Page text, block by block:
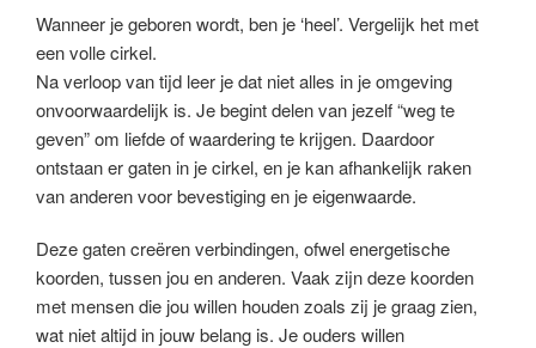
Wanneer je geboren wordt, ben je ‘heel’. Vergelijk het met
een volle cirkel.
Na verloop van tijd leer je dat niet alles in je omgeving
onvoorwaardelijk is. Je begint delen van jezelf “weg te
geven” om liefde of waardering te krijgen. Daardoor
ontstaan er gaten in je cirkel, en je kan afhankelijk raken
van anderen voor bevestiging en je eigenwaarde.
Deze gaten creëren verbindingen, ofwel energetische
koorden, tussen jou en anderen. Vaak zijn deze koorden
met mensen die jou willen houden zoals zij je graag zien,
wat niet altijd in jouw belang is. Je ouders willen